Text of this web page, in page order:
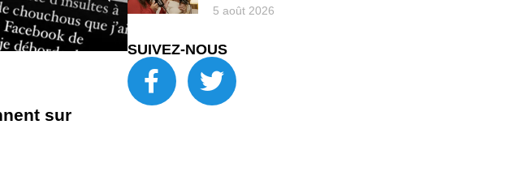
sur
5 août 2026
SUIVEZ-NOUS